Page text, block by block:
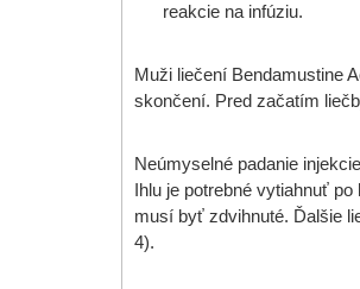
reakcie na infúziu.
Muži liečení Bendamustine
skončení. Pred začatím
Neúmyselné padanie
Ihlu je potrebné vytiahnuť
musí byť zdvihnuté. Ďalšie
4).